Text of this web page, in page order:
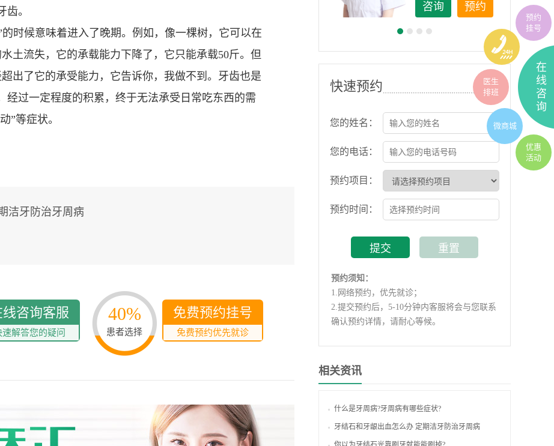
。
时候意味着进入了晚期。例如，像一棵树，它可以在
土流失，它的承载能力下降了，它只能承载50斤。但
出了它的承受能力，它告诉你，我做不到。牙齿也是
经过一定程度的积累，终于无法承受日常吃东西的需
”等症状。
洁牙防治牙周病
线咨询客服
速解答您的疑问
40%
患者选择
免费预约挂号
免费预约优先就诊
咨询 预约
快速预约
您的姓名：
您的电话：
预约项目：
预约时间：
预约须知：
1. 网络预约，优先就诊；
2.提交预约后，5-10分钟内客服将会与您联系
确认预约详情，请耐心等候。
相关资讯
什么是牙周病?牙周病有哪些症状?
牙结石和牙龈出血怎么办 定期洁牙防治牙周病
在
线
咨
询
预约
挂号
医生
排班
微商城
优惠
活动